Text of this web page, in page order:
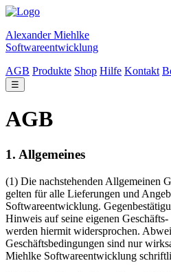
Alexander Miehlke
Softwareentwicklung
AGB Produkte Shop Hilfe Kontakt
☰
AGB
1. Allgemeines
(1) Die nachstehenden Allgemeinen
gelten für alle Lieferungen und
Softwareentwicklung.
Hinweis auf seine eigenen
werden hiermit widersprochen.
Geschäftsbedingungen sind nur
Miehlke Softwareentwicklung